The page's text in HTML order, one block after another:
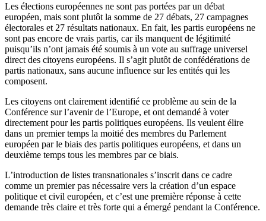
Les élections européennes ne sont pas portées par un débat
européen, mais sont plutôt la somme de 27 débats, 27 campagnes
électorales et 27 résultats nationaux. En fait, les partis européens ne
sont pas encore de vrais partis, car ils manquent de légitimité
puisqu’ils n’ont jamais été soumis à un vote au suffrage universel
direct des citoyens européens. Il s’agit plutôt de confédérations de
partis nationaux, sans aucune influence sur les entités qui les
composent.
Les citoyens ont clairement identifié ce problème au sein de la
Conférence sur l’avenir de l’Europe, et ont demandé à voter
directement pour les partis politiques européens. Ils veulent élire
dans un premier temps la moitié des membres du Parlement
européen par le biais des partis politiques européens, et dans un
deuxième temps tous les membres par ce biais.
L’introduction de listes transnationales s’inscrit dans ce cadre
comme un premier pas nécessaire vers la création d’un espace
politique et civil européen, et c’est une première réponse à cette
demande très claire et très forte qui a émergé pendant la Conférence.